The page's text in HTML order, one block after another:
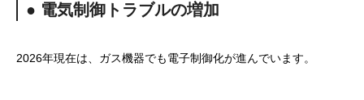
● 電気制御トラブルの増加
2026年現在は、ガス機器でも電子制御化が進んでいます。